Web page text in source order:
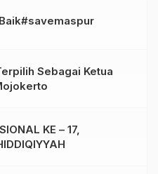
Sebagai Ketua
KE – 17,